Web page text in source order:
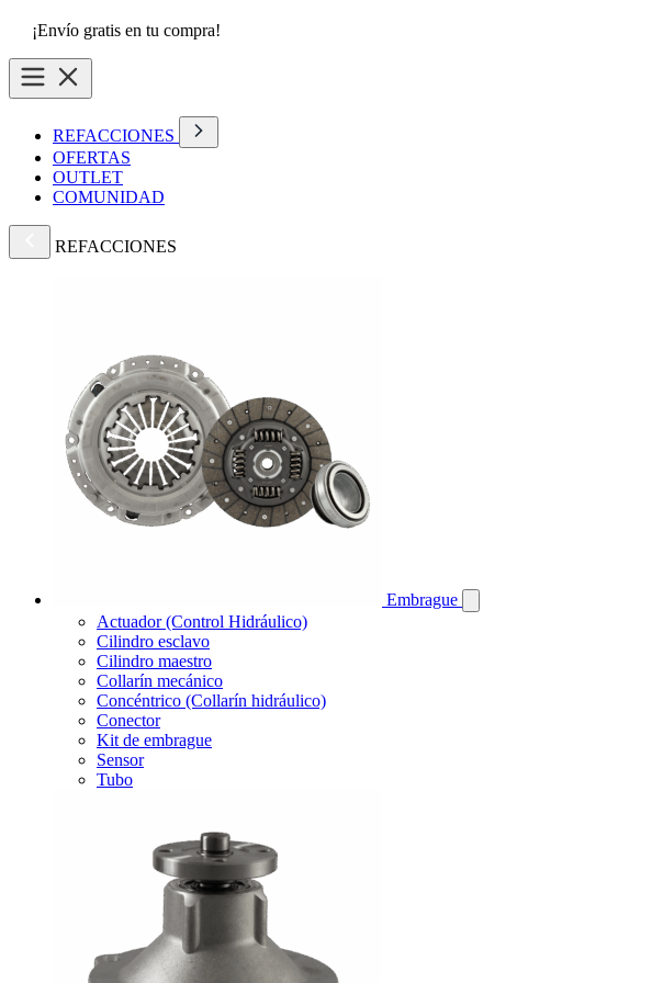
¡Envío gratis en tu compra!
REFACCIONES
OFERTAS
OUTLET
COMUNIDAD
REFACCIONES
Embrague
Actuador (Control Hidráulico)
Cilindro esclavo
Cilindro maestro
Collarín mecánico
Concéntrico (Collarín hidráulico)
Conector
Kit de embrague
Sensor
Tubo